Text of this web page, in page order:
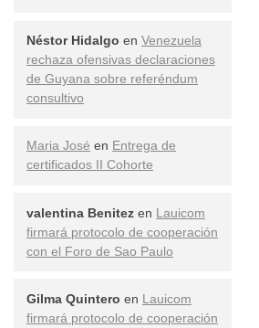
Néstor Hidalgo en Venezuela
rechaza ofensivas declaraciones
de Guyana sobre referéndum
consultivo
Maria José en Entrega de
certificados II Cohorte
valentina Benitez en Lauicom
firmará protocolo de cooperación
con el Foro de Sao Paulo
Gilma Quintero en Lauicom
firmará protocolo de cooperación